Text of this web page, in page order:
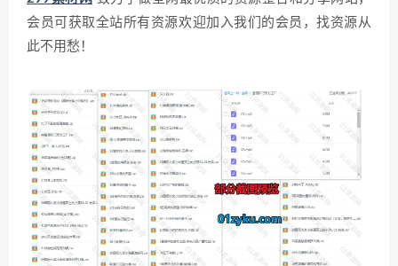
会员可获取全站所有资源欢迎加入我们的会员，找资源从
此不用愁！